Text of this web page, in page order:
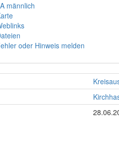
männlich
oder Hinweis melden